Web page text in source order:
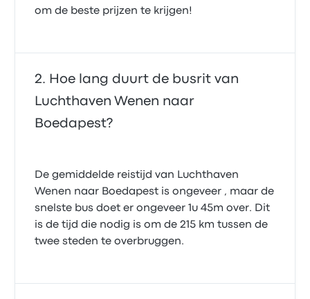
om de beste prijzen te krijgen!
Hoe lang duurt de busrit van
Luchthaven Wenen naar
Boedapest?
De gemiddelde reistijd van Luchthaven
Wenen naar Boedapest is ongeveer , maar de
snelste bus doet er ongeveer 1u 45m over. Dit
is de tijd die nodig is om de 215 km tussen de
twee steden te overbruggen.